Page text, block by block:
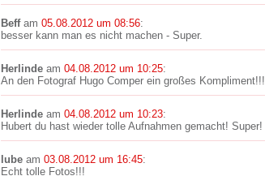
Beffam 05.08.2012 um 08:56:
besser kann man es nicht machen - Super.
Herlinde am 04.08.2012 um 10:25:
An den Fotograf Hugo Comper ein großes Kompliment!!!
Herlinde am 04.08.2012 um 10:23:
Hubert du hast wieder tolle Aufnahmen gemacht! Super!
lube am 03.08.2012 um 16:45:
Echt tolle Fotos!!!